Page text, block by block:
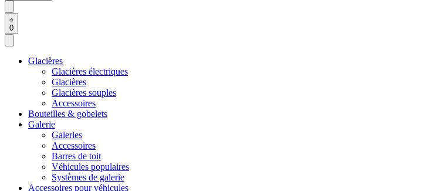
0
Glacières
Glacières électriques
Glacières
Glacières souples
Accessoires
Bouteilles & gobelets
Galerie
Galeries
Accessoires
Barres de toit
Véhicules populaires
Systèmes de galerie
Accessoires pour véhicules